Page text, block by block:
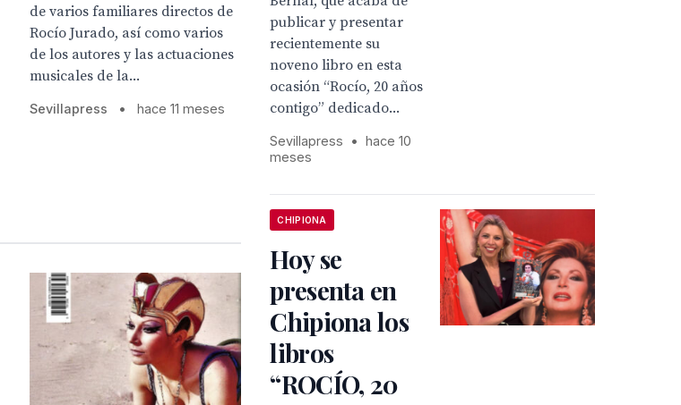
de varios familiares directos de
Rocío Jurado, así como varios
de los autores y las actuaciones
musicales de la...
Sevillapress • hace 11 meses
publicar y presentar
recientemente su
noveno libro en esta
ocasión “Rocío, 20 años
contigo” dedicado...
Sevillapress •
hace 10
meses
CHIPIONA
Hoy se
presenta en
Chipiona los
libros
“ROCÍO, 20